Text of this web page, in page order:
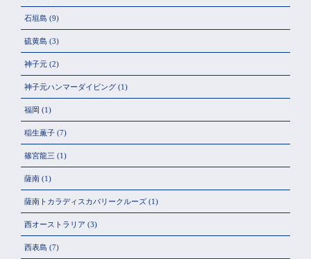
石垣島 (9)
硫黄島 (3)
神子元 (2)
神子元ハンマーダイビング (1)
福岡 (1)
稲生薫子 (7)
篠宮龍三 (1)
薩南 (1)
薩南トカラディスカバリークルーズ (1)
西オーストラリア (3)
西表島 (7)